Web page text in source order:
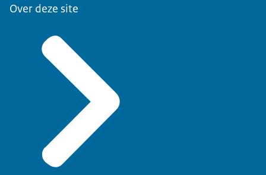
Over deze site